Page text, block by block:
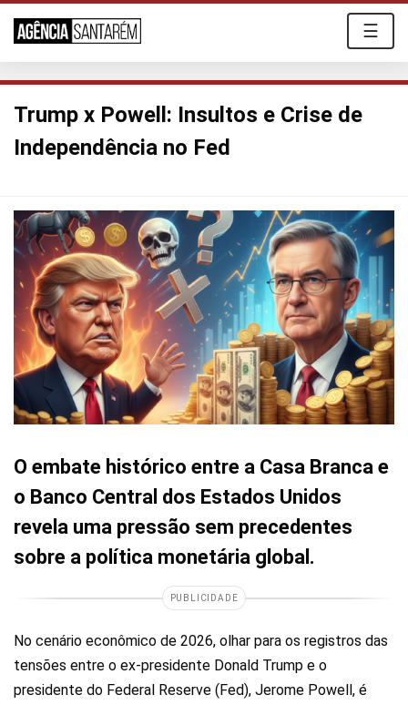
☰
Trump x Powell: Insultos e Crise de
Independência no Fed
O embate histórico entre a Casa Branca e
o Banco Central dos Estados Unidos
revela uma pressão sem precedentes
sobre a política monetária global.
PUBLICIDADE
No cenário econômico de 2026, olhar para os registros das
tensões entre o ex-presidente Donald Trump e o
presidente do Federal Reserve (Fed), Jerome Powell, é